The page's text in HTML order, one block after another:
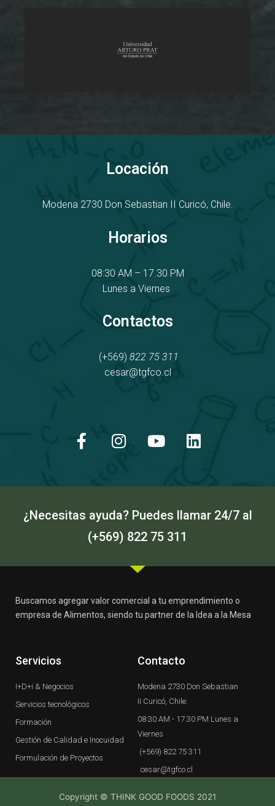
Locación
Modena 2730 Don Sebastian II Curicó, Chile.
Horarios
08:30 AM – 17.30 PM
Lunes a Viernes
Contactos
(+569) 822 75 311
cesar@tgfco.cl
c
e
o
k
s
t
g
a
m
u
t
b
n
k
d
n
¿Necesitas ayuda? Puedes llamar 24/7 al
(+569) 822 75 311
Buscamos agregar valor comercial a tu emprendimiento o
empresa de Alimentos, siendo tu partner de la Idea a la Mesa
Servicios
I+D+i & Negocios
Servicios tecnológicos
Formación
Gestión de Calidad e Inocuidad
Formulación de Proyectos
Contacto
Modena 2730 Don Sebastian
II Curicó, Chile.
08:30 AM - 17.30 PM Lunes a
Viernes
(+569) 822 75 311
cesar@tgfco.cl
Copyright © THINK GOOD FOODS 2021